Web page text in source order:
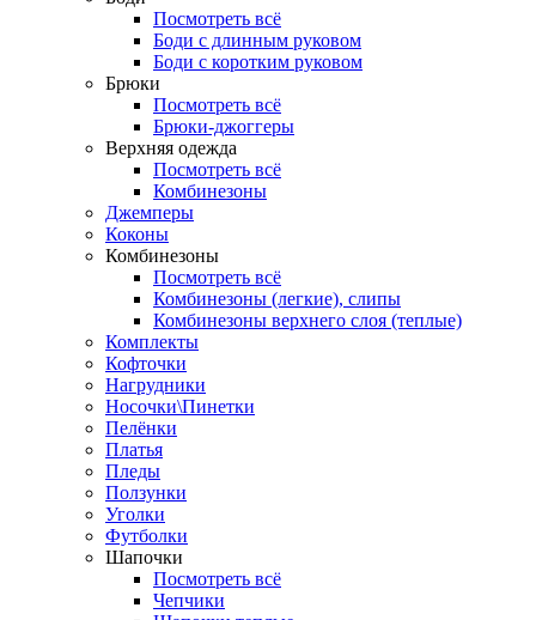
Посмотреть всё
Боди с длинным руковом
Боди с коротким руковом
Брюки
Посмотреть всё
Брюки-джоггеры
Верхняя одежда
Посмотреть всё
Комбинезоны
Джемперы
Коконы
Комбинезоны
Посмотреть всё
Комбинезоны (легкие), слипы
Комбинезоны верхнего слоя (теплые)
Комплекты
Кофточки
Нагрудники
Носочки\Пинетки
Пелёнки
Платья
Пледы
Ползунки
Уголки
Футболки
Шапочки
Посмотреть всё
Чепчики